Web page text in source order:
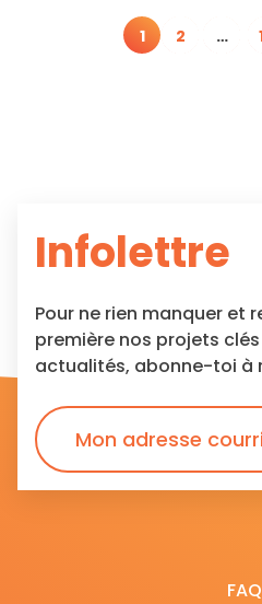
1 2 …
Infolettre
Pour ne rien manquer et
première nos projets
actualités, abonne-toi à
FAQ